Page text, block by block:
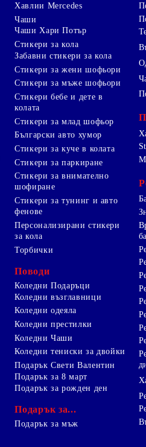
Хавлии Mercedes
Чаши
Чаши Хари Потър
Стикери за кола
Забавни стикери за кола
Стикери за жени шофьори
Стикери за мъже шофьори
Стикери бебе и дете в
колата
Стикери за млад шофьор
Български авто хумор
Стикери за куче в колата
Стикери за паркиране
Стикери за внимателно
шофиране
Стикери за тунинг и авто
фенове
Персонализирани стикери
за кола
Торбички
Поводи
Коледни Подаръци
Коледни възглавници
Коледни одеяла
Коледни престилки
Коледни Чаши
Коледни тениски за двойки
Подарък Свети Валентин
Подарък за 8 март
Подарък за рожден ден
Подарък за...
Подарък за мъж